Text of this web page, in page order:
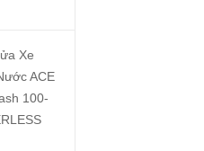
Xe
ACE
100-